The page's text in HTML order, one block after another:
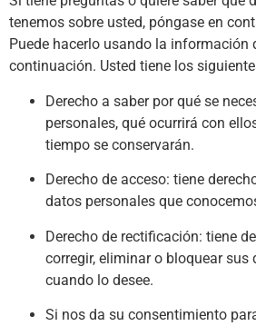
tenemos sobre usted, póngase en
Puede hacerlo usando la información
continuación. Usted tiene los
Derecho a saber por qué se
personales, qué ocurrirá con
tiempo se conservarán.
Derecho de acceso: tiene
datos personales que
Derecho de rectificación: tiene
corregir, eliminar o bloquear sus
cuando lo desee.
Si nos da su consentimiento